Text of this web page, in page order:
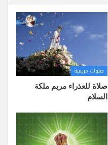
صلوات مريمية
صلاة للعذراء مريم ملكة
السلام